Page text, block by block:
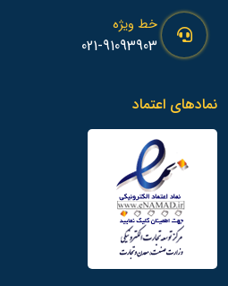
خط ویژه
021-91093903
نمادهای اعتماد